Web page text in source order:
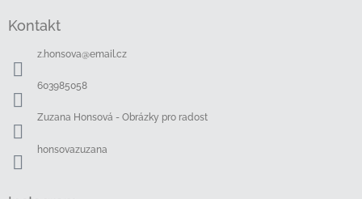
Kontakt
z.honsova@email.cz
603985058
Zuzana Honsová - Obrázky pro radost
honsovazuzana